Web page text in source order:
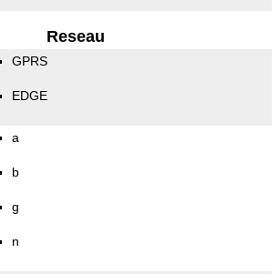
Reseau
GPRS
EDGE
a
b
g
n